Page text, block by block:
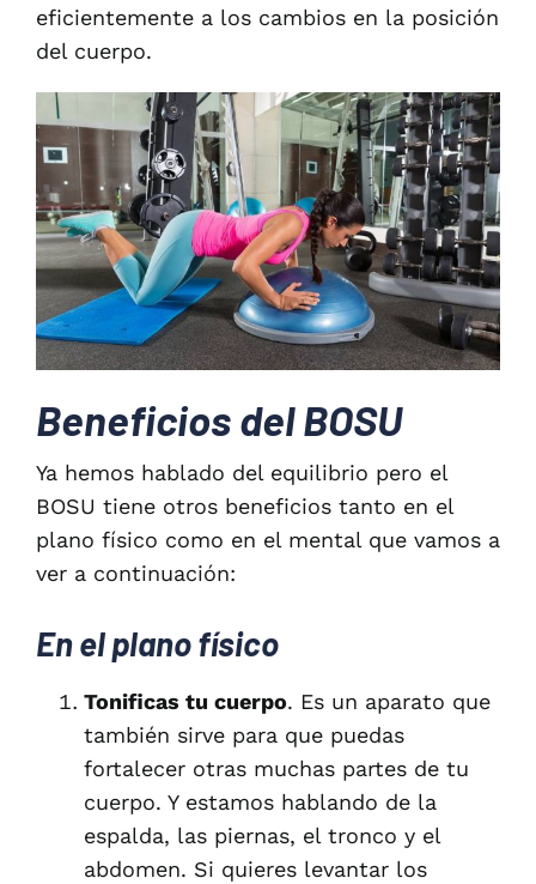
eficientemente a los cambios en la posición
del cuerpo.
Beneficios del BOSU
Ya hemos hablado del equilibrio pero el
BOSU tiene otros beneficios tanto en el
plano físico como en el mental que vamos a
ver a continuación:
En el plano físico
Tonificas tu cuerpo. Es un aparato que
también sirve para que puedas
fortalecer otras muchas partes de tu
cuerpo. Y estamos hablando de la
espalda, las piernas, el tronco y el
abdomen. Si quieres levantar los